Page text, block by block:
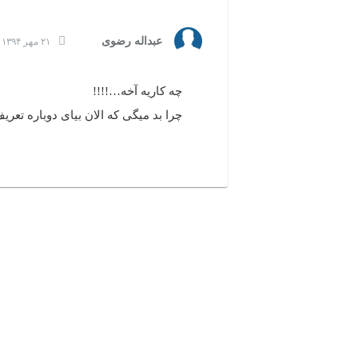
عبداله رضوی ۲۱ مهر ۱۳۹۴ | ۰۹:۲۵
چه کاریه آخه…!!!!
چرا بد میگی که الان بیای دوباره